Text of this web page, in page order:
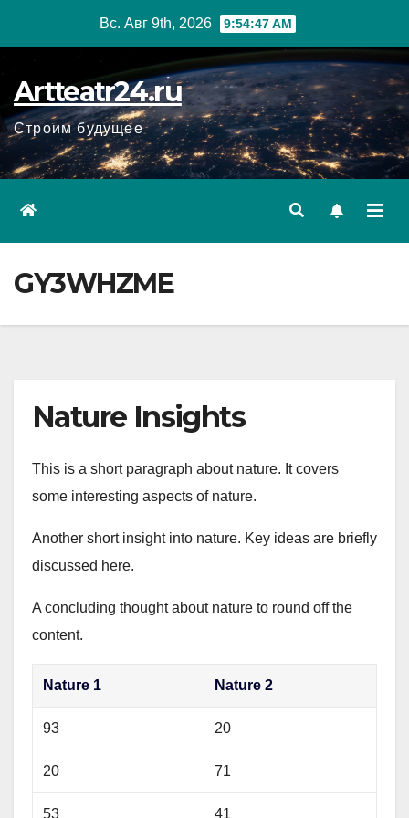
Вс. Авг 9th, 2026 9:54:48 AM
Artteatr24.ru
Строим будущее
GY3WHZME
Nature Insights
This is a short paragraph about nature. It covers
some interesting aspects of nature.
Another short insight into nature. Key ideas are briefly
discussed here.
A concluding thought about nature to round off the
content.
Nature 1 Nature 2
93 20
20 71
53 41